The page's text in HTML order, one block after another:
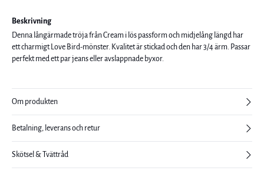
Beskrivning
Denna långärmade tröja från Cream i lös passform och midjelång längd har
ett charmigt Love Bird-mönster. Kvalitet är stickad och den har 3/4 ärm. Passar
perfekt med ett par jeans eller avslappnade byxor.
Om produkten
Betalning, leverans och retur
Skötsel & Tvättråd